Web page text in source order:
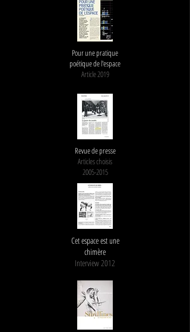
Pour une pratique
poétique de l'espace
Article 2019
Revue de presse
Articles choisis
2005-2015
Cet espace est une
chimère
Interview 2012